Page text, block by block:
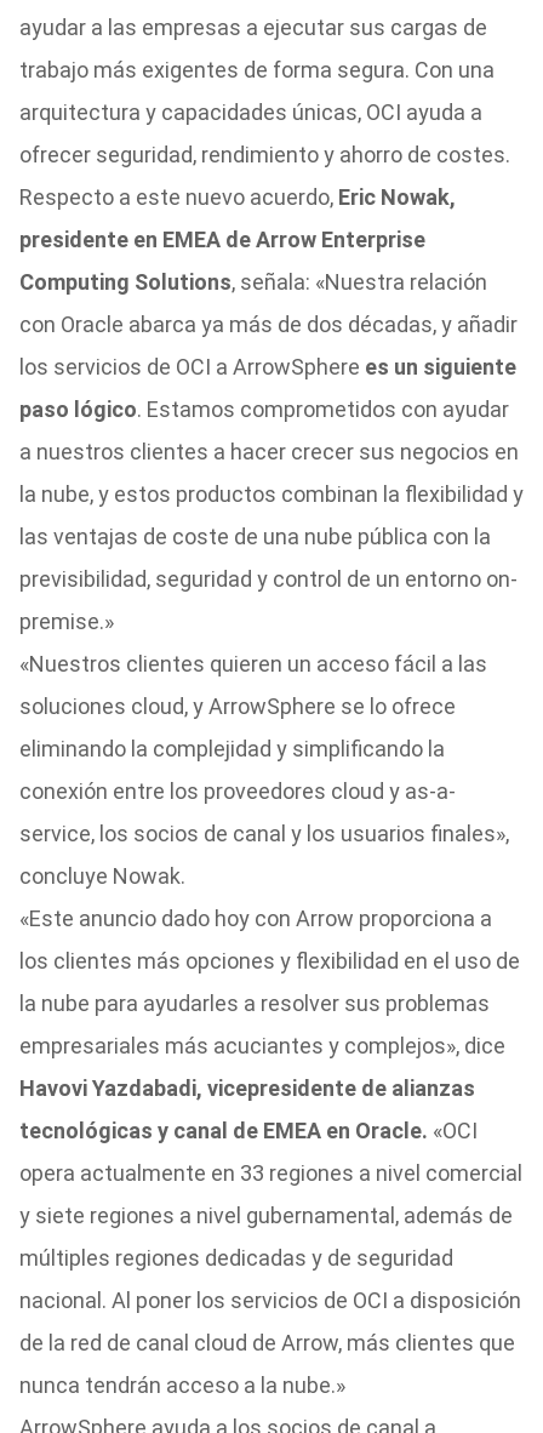
ayudar a las empresas a ejecutar sus cargas de
trabajo más exigentes de forma segura. Con una
arquitectura y capacidades únicas, OCI ayuda a
ofrecer seguridad, rendimiento y ahorro de costes.
Respecto a este nuevo acuerdo, Eric Nowak,
presidente en EMEA de Arrow Enterprise
Computing Solutions, señala: «Nuestra relación
con Oracle abarca ya más de dos décadas, y añadir
los servicios de OCI a ArrowSphere es un siguiente
paso lógico. Estamos comprometidos con ayudar
a nuestros clientes a hacer crecer sus negocios en
la nube, y estos productos combinan la flexibilidad y
las ventajas de coste de una nube pública con la
previsibilidad, seguridad y control de un entorno on-
premise.»
«Nuestros clientes quieren un acceso fácil a las
soluciones cloud, y ArrowSphere se lo ofrece
eliminando la complejidad y simplificando la
conexión entre los proveedores cloud y as-a-
service, los socios de canal y los usuarios finales»,
concluye Nowak.
«Este anuncio dado hoy con Arrow proporciona a
los clientes más opciones y flexibilidad en el uso de
la nube para ayudarles a resolver sus problemas
empresariales más acuciantes y complejos», dice
Havovi Yazdabadi, vicepresidente de alianzas
tecnológicas y canal de EMEA en Oracle. «OCI
opera actualmente en 33 regiones a nivel comercial
y siete regiones a nivel gubernamental, además de
múltiples regiones dedicadas y de seguridad
nacional. Al poner los servicios de OCI a disposición
de la red de canal cloud de Arrow, más clientes que
nunca tendrán acceso a la nube.»
ArrowSphere ayuda a los socios de canal a